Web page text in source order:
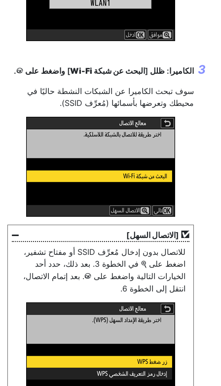
الكاميرا: ظلل [البحث عن شبكة Wi-Fi ] واضغط على J
.
سوف تبحث الكاميرا عن الشبكات النشطة حاليًا في
محيطك وتعرضها بأسمائها (مُعرِّف SSID).
[الاتصال السهل]
للاتصال بدون إدخال مُعرِّف SSID أو مفتاح تشفير،
اضغط على X
في الخطوة 3. بعد ذلك، حدد أحد
الخيارات التالية واضغط على J. بعد إتمام الاتصال،
انتقل إلى الخطوة 6.